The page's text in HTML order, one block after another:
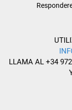
LLAMA AL +34